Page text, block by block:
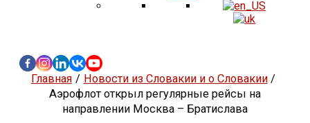
Главная
Новости из Словакии и о Словакии
Аэрофлот открыл регулярные рейсы на
направлении Москва – Братислава